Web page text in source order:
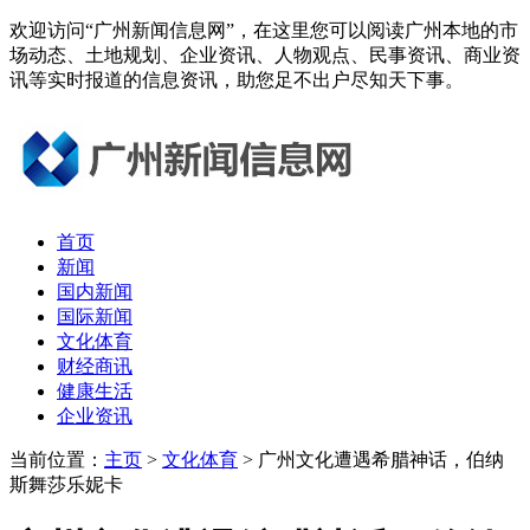
欢迎访问“广州新闻信息网”，在这里您可以阅读广州本地的市
场动态、土地规划、企业资讯、人物观点、民事资讯、商业资
讯等实时报道的信息资讯，助您足不出户尽知天下事。
首页
新闻
国内新闻
国际新闻
文化体育
财经商讯
健康生活
企业资讯
当前位置： 主页 > 文化体育 > 广州文化遭遇希腊神话，伯纳
斯舞莎乐妮卡